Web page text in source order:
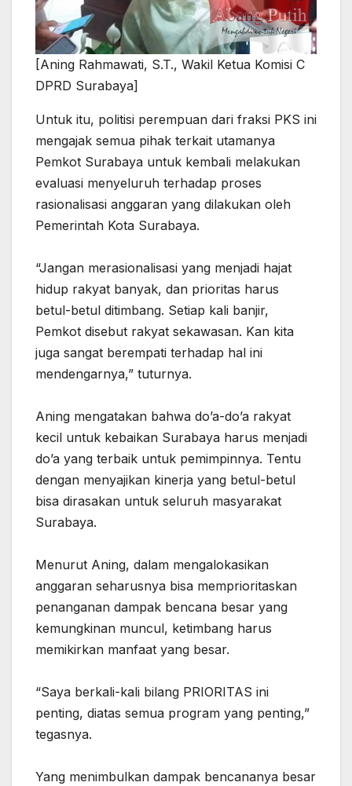
[Aning Rahmawati, S.T., Wakil Ketua Komisi C
DPRD Surabaya]
Untuk itu, politisi perempuan dari fraksi PKS ini
mengajak semua pihak terkait utamanya
Pemkot Surabaya untuk kembali melakukan
evaluasi menyeluruh terhadap proses
rasionalisasi anggaran yang dilakukan oleh
Pemerintah Kota Surabaya.
“Jangan merasionalisasi yang menjadi hajat
hidup rakyat banyak, dan prioritas harus
betul-betul ditimbang. Setiap kali banjir,
Pemkot disebut rakyat sekawasan. Kan kita
juga sangat berempati terhadap hal ini
mendengarnya,” tuturnya.
Aning mengatakan bahwa do’a-do’a rakyat
kecil untuk kebaikan Surabaya harus menjadi
do’a yang terbaik untuk pemimpinnya. Tentu
dengan menyajikan kinerja yang betul-betul
bisa dirasakan untuk seluruh masyarakat
Surabaya.
Menurut Aning, dalam mengalokasikan
anggaran seharusnya bisa memprioritaskan
penanganan dampak bencana besar yang
kemungkinan muncul, ketimbang harus
memikirkan manfaat yang besar.
“Saya berkali-kali bilang PRIORITAS ini
penting, diatas semua program yang penting,”
tegasnya.
Yang menimbulkan dampak bencananya besar